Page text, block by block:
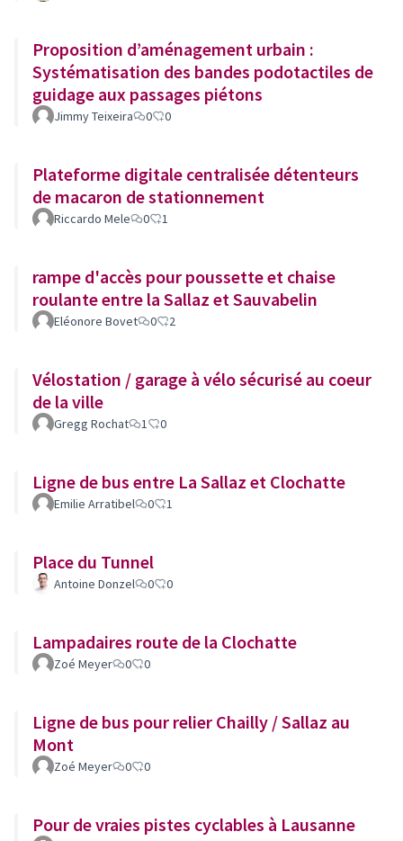
Proposition d’aménagement urbain :
Systématisation des bandes podotactiles de
guidage aux passages piétons
Jimmy Teixeira 0 0
Plateforme digitale centralisée détenteurs
de macaron de stationnement
Riccardo Mele 0 1
rampe d'accès pour poussette et chaise
roulante entre la Sallaz et Sauvabelin
Eléonore Bovet 0 2
Vélostation / garage à vélo sécurisé au coeur
de la ville
Gregg Rochat 1 0
Ligne de bus entre La Sallaz et Clochatte
Emilie Arratibel 0 1
Place du Tunnel
Antoine Donzel 0 0
Lampadaires route de la Clochatte
Zoé Meyer 0 0
Ligne de bus pour relier Chailly / Sallaz au
Mont
Zoé Meyer 0 0
Pour de vraies pistes cyclables à Lausanne